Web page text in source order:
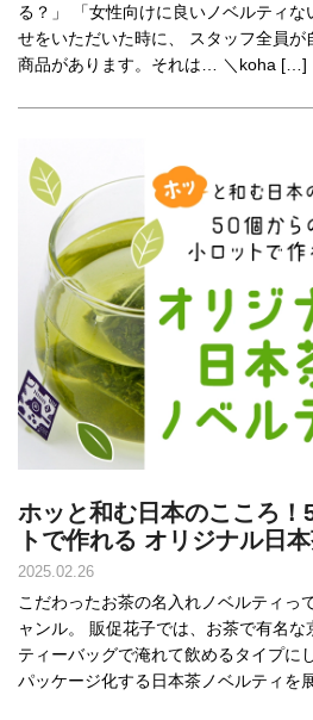
る？」 「女性向けに良いノベルティ
せをいただいた時に、 スタッフ全員が
商品があります。それは… ＼koha […]
ホッと和む日本のこころ！
トで作れる オリジナル日
2025.02.26
こだわったお茶の名入れノベルティっ
ャンル。 販促花子では、お茶で有名な
ティーバッグで淹れて飲めるタイプに
パッケージ化する日本茶ノベルティを